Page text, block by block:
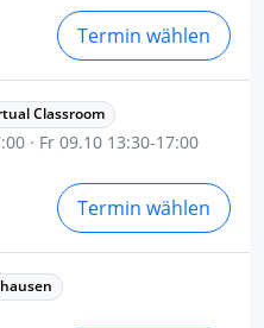
Termin wählen
Classroom
· Fr 09.10 13:30-17:00
Termin wählen